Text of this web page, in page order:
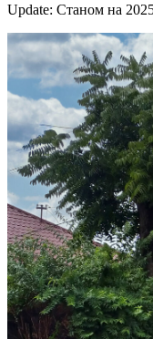
Update: Станом на